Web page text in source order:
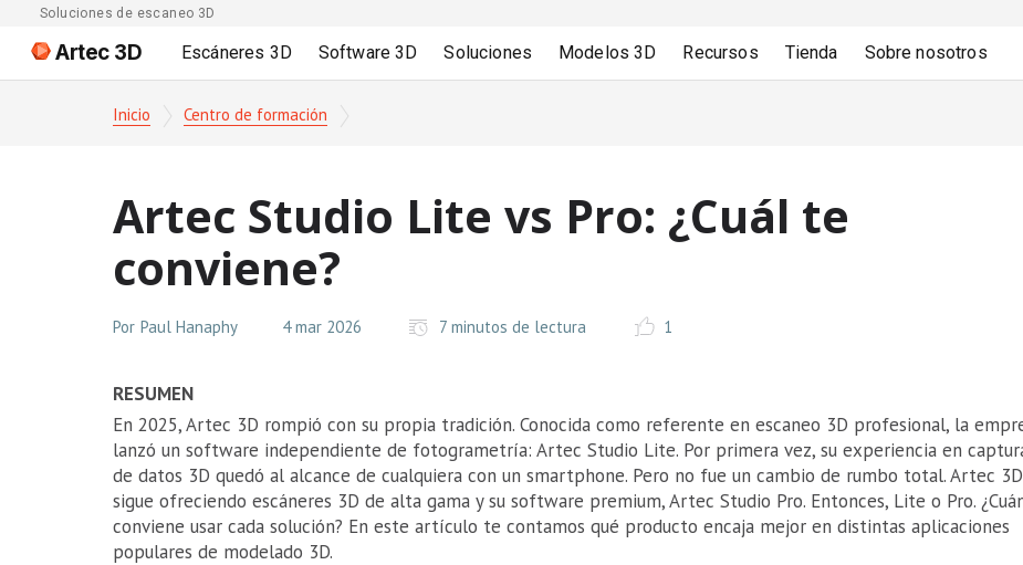
Soluciones de escaneo 3D
Artec 3D Escáneres 3D Software 3D Soluciones Modelos 3D Recursos Tienda Sobre nosotros
Inicio Centro de formación
Artec Studio Lite vs Pro: ¿Cuál te
conviene?
Por Paul Hanaphy 4 mar 2026 7 minutos de lectura 1
RESUMEN
En 2025, Artec 3D rompió con su propia tradición. Conocida como referente en escaneo 3D profesional, la
lanzó un software independiente de fotogrametría: Artec Studio Lite. Por primera vez, su experiencia en
de datos 3D quedó al alcance de cualquiera con un smartphone. Pero no fue un cambio de rumbo total. Artec 3D
sigue ofreciendo escáneres 3D de alta gama y su software premium, Artec Studio Pro. Entonces, Lite o Pro.
conviene usar cada solución? En este artículo te contamos qué producto encaja mejor en distintas aplicaciones
populares de modelado 3D.